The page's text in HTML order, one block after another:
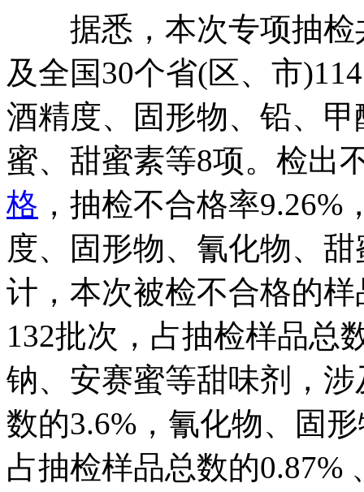
据悉，本次专项抽检
及全国30个省(区、市
酒精度、固形物、铅、
蜜、甜蜜素等8项。检出
格 ，抽检不合格率
度、固形物、氰化物、
计，本次被检不合格的
132批次，占抽检样品总
钠、安赛蜜等甜味剂，
数的3.6%，氰化物、固
占抽检样品总数的0.87%